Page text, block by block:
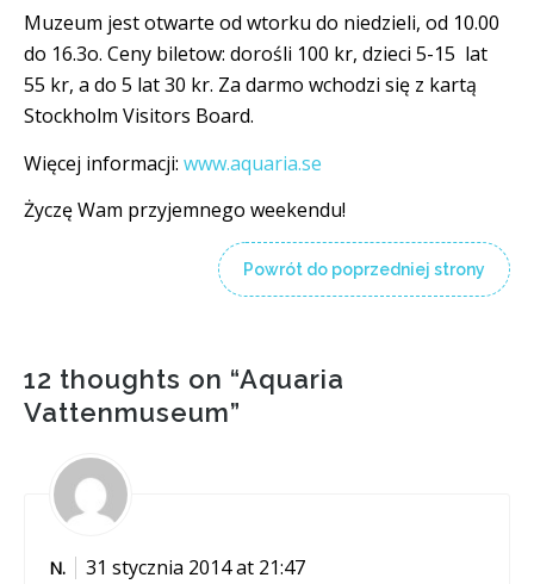
Muzeum jest otwarte od wtorku do niedzieli, od 10.00
do 16.3o. Ceny biletow: dorośli 100 kr, dzieci 5-15 lat
55 kr, a do 5 lat 30 kr. Za darmo wchodzi się z kartą
Stockholm Visitors Board.
Więcej informacji: www.aquaria.se
Życzę Wam przyjemnego weekendu!
Powrót do poprzedniej strony
12 thoughts on “Aquaria
Vattenmuseum”
N.
31 stycznia 2014 at 21:47